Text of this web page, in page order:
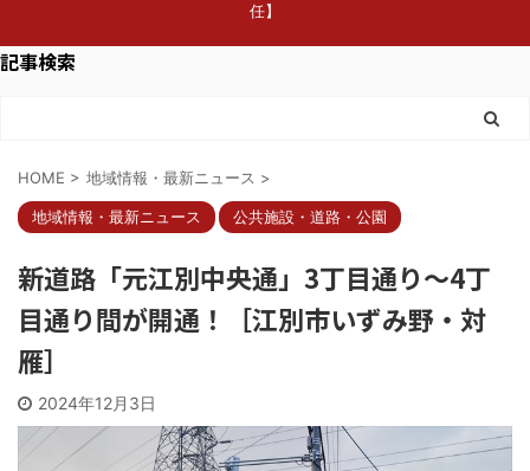
任】
記事検索
HOME > 地域情報・最新ニュース >
地域情報・最新ニュース 公共施設・道路・公園
新道路「元江別中央通」3丁目通り～4丁
目通り間が開通！［江別市いずみ野・対
雁］
2024年12月3日